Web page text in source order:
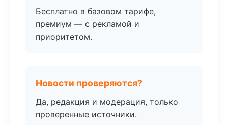
Бесплатно в базовом тарифе,
премиум — с рекламой и
приоритетом.
Новости проверяются?
Да, редакция и модерация, только
проверенные источники.